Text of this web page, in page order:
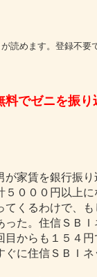
読めます。登録不要
料でゼニを振り
家賃を銀行振
５０００円以上
てくるわけで、
った。住信ＳＢ
目からも１５４
ぐに住信ＳＢＩ